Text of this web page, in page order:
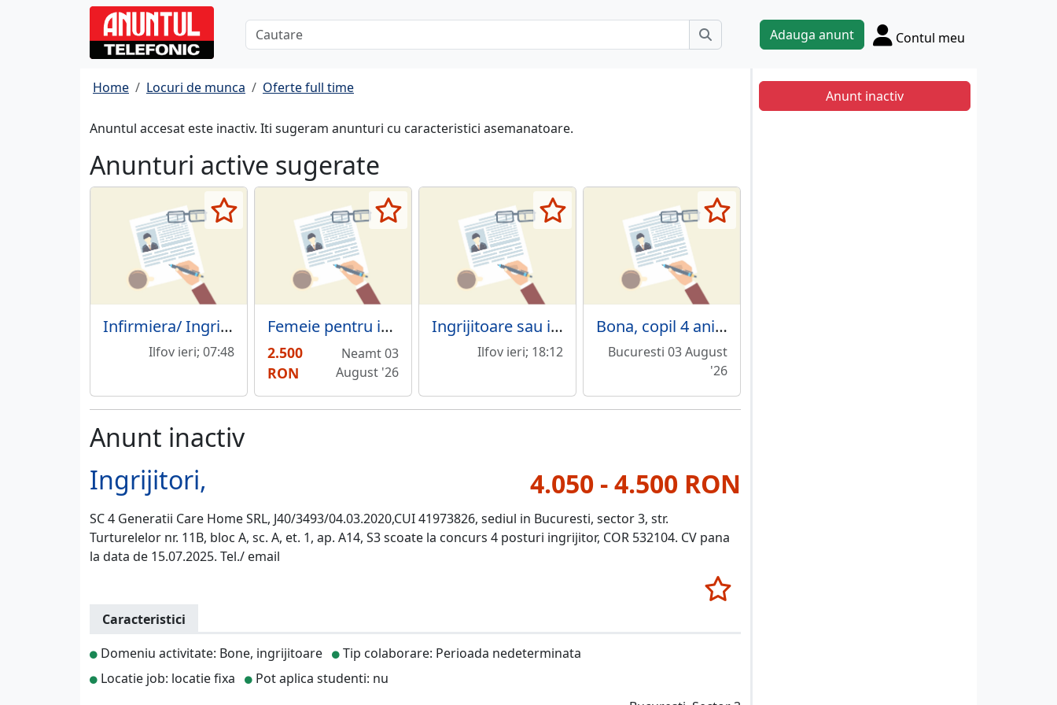
Adauga anunt Contul meu
Home Locuri de munca Oferte full time
Anuntul accesat este inactiv. Iti sugeram anunturi cu caracteristici asemanatoare.
Anunturi active sugerate
Infirmiera/ Ingrijitoare Caminul Sf Dumitru
Ilfov ieri; 07:48
Femeie pentru ingrijire batrana Piatra Neamt,
2.500
RON
Neamt 03
August '26
Ingrijitoare sau infirmiera.
Ilfov ieri; 18:12
Bona, copil 4 ani, program 3h
Bucuresti 03 August
'26
Anunt inactiv
Ingrijitori,
4.050 - 4.500 RON
SC 4 Generatii Care Home SRL, J40/3493/04.03.2020,CUI 41973826, sediul in Bucuresti, sector 3, str.
Turturelelor nr. 11B, bloc A, sc. A, et. 1, ap. A14, S3 scoate la concurs 4 posturi ingrijitor, COR 532104. CV pana
la data de 15.07.2025. Tel./ email
Caracteristici
Domeniu activitate: Bone, ingrijitoare
Tip colaborare: Perioada nedeterminata
Locatie job: locatie fixa
Pot aplica studenti: nu
Anunt inactiv